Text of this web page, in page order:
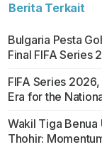
Berita Terkait
Bulgaria Pesta
Final FIFA Series
FIFA Series
Era for the
Wakil Tiga Benua
Thohir: